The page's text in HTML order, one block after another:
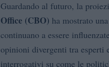
Guardando al futuro, la
Office (CBO) ha mostrato
continuano a essere
opinioni divergenti tra esperti
interrogativi su come le